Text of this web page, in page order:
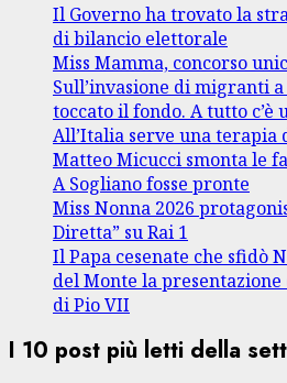
Il Governo ha trovato la
di bilancio elettorale
Miss Mamma, concorso
Sull’invasione di migranti
toccato il fondo. A tutto c’è
All’Italia serve una terapia
Matteo Micucci smonta le
A Sogliano fosse pronte
Miss Nonna 2026
Diretta” su Rai 1
Il Papa cesenate che sfidò
del Monte la
di Pio VII
I 10 post più letti della